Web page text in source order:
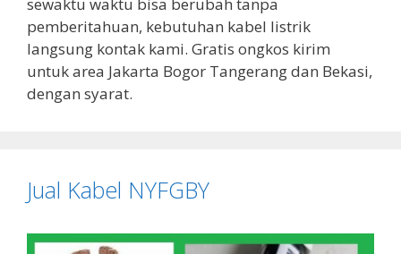
pemberitahuan, kebutuhan kabel listrik
langsung kontak kami. Gratis ongkos kirim
untuk area Jakarta Bogor Tangerang dan Bekasi,
dengan syarat.
Jual Kabel NYFGBY